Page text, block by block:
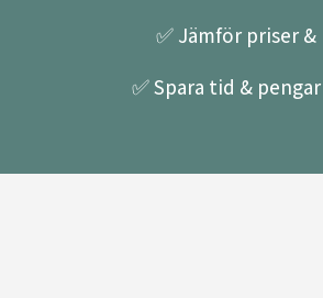
✅ Jämför priser
✅ Spara tid &